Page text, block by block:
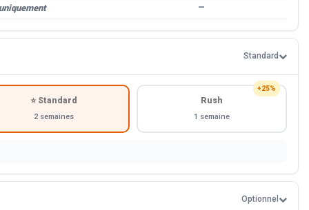
—
Standard
⭐ Standard
2 semaines
+25%
Rush
1 semaine
Optionnel